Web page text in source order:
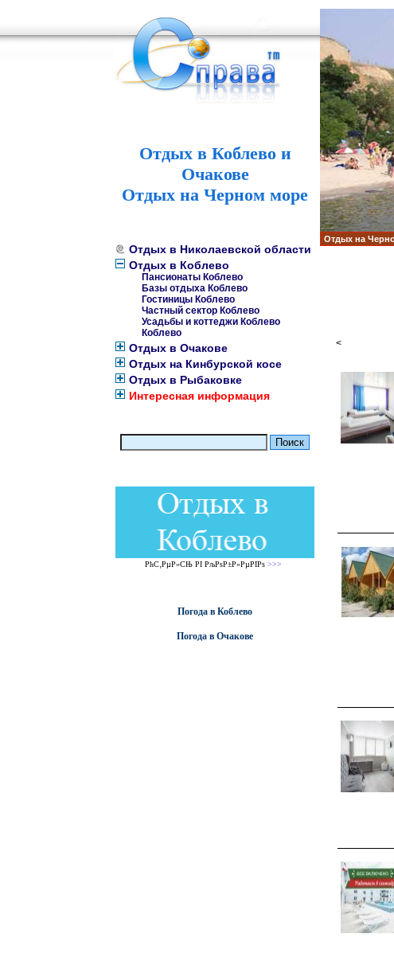
Отдых в Коблево и
Очакове
Отдых на Черном море
Отдых в Николаевской области
Отдых в Коблево
Пансионаты Коблево
Базы отдыха Коблево
Гостиницы Коблево
Частный сектор Коблево
Усадьбы и коттеджи Коблево
Коблево
Отдых в Очакове
Отдых на Кинбурской косе
Отдых в Рыбаковке
Интересная информация
РћС‚РµР»СЊ РІ РљРѕР±Р»РµРІРѕ >>>
Погода в Коблево
Погода в Очакове
Отдых на
<